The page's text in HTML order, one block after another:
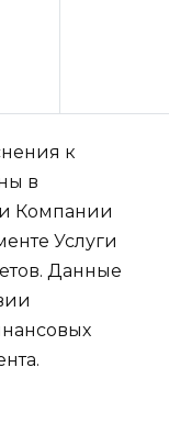
к
в
Компании
Услуги
Данные